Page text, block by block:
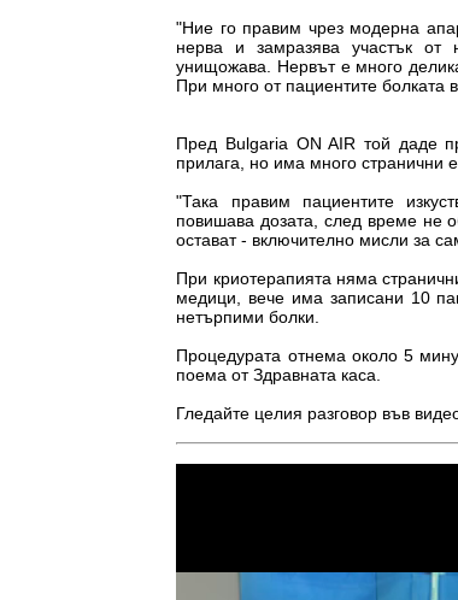
"Ние го правим чрез модерна
нерва и замразява участък
унищожава. Нервът е много
При много от пациентите болката
Пред Bulgaria ON AIR той даде
прилага, но има много странични
"Така правим пациентите
повишава дозата, след време не
остават - включително мисли за
При криотерапията няма
медици, вече има записани 10
нетърпими болки.
Процедурата отнема около 5
поема от Здравната каса.
Гледайте целия разговор във